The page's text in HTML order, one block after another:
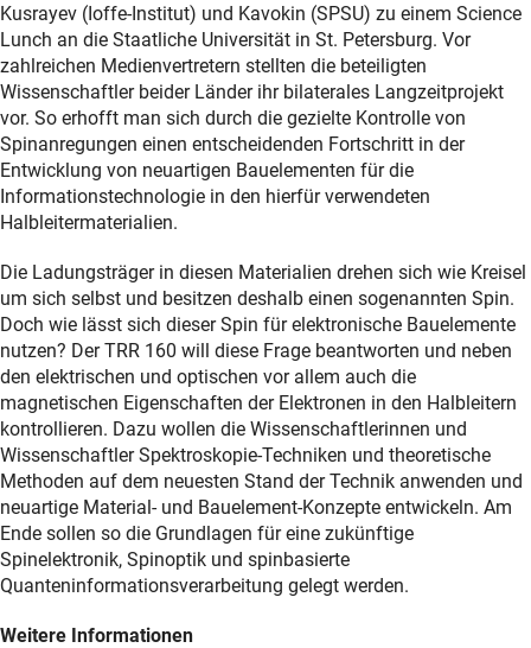
Kusrayev (Ioffe-Institut) und Kavokin (SPSU) zu einem Science
Lunch an die Staatliche Universität in St. Petersburg. Vor
zahlreichen Medienvertretern stellten die beteiligten
Wissenschaftler beider Länder ihr bilaterales Langzeitprojekt
vor. So erhofft man sich durch die gezielte Kontrolle von
Spinanregungen einen entscheidenden Fortschritt in der
Entwicklung von neuartigen Bauelementen für die
Informationstechnologie in den hierfür verwendeten
Halbleitermaterialien.
Die Ladungsträger in diesen Materialien drehen sich wie Kreisel
um sich selbst und besitzen deshalb einen sogenannten Spin.
Doch wie lässt sich dieser Spin für elektronische Bauelemente
nutzen? Der TRR 160 will diese Frage beantworten und neben
den elektrischen und optischen vor allem auch die
magnetischen Eigenschaften der Elektronen in den Halbleitern
kontrollieren. Dazu wollen die Wissenschaftlerinnen und
Wissenschaftler Spektroskopie-Techniken und theoretische
Methoden auf dem neuesten Stand der Technik anwenden und
neuartige Material- und Bauelement-Konzepte entwickeln. Am
Ende sollen so die Grundlagen für eine zukünftige
Spinelektronik, Spinoptik und spinbasierte
Quanteninformationsverarbeitung gelegt werden.
Weitere Informationen